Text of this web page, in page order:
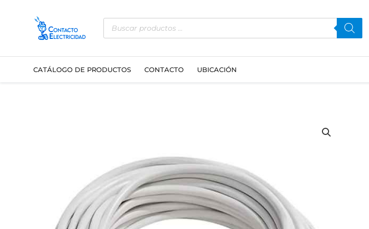
contenido
Búsqueda
de
productos
CATÁLOGO DE PRODUCTOS CONTACTO UBICACIÓN